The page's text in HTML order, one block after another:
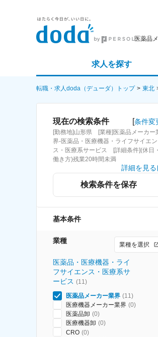
医薬品
求人を探す
詳細条件から探す
求人特集から探す
転職・求人doda（デューダ）トップ 東北
現在の検索条件 [条件変
[勤務地]山形県 [業種]医薬品メーカー
界-医薬品・医療機器・ライフサイエン
ス・医療系サービス [詳細条件](休日・
働き方)残業20時間未満
詳細を見る
検索条件を保存
基本条件
業種 業種を選択
医薬品・医療機器・ライ
フサイエンス・医療系サ
ービス (11)
医薬品メーカー業界 (11)
医療機器メーカー業界 (0)
医薬品卸 (0)
医療機器卸 (0)
CRO (0)